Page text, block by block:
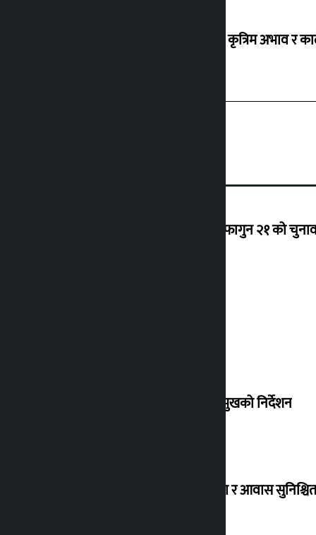
ग्यासको कृत्रिम अभाव र
‘राजसंस्था हटेदेखि नेपाललाई दशा लाग्यो, फागुन २१ को चुनाव
संसद् बैठकमा कालो चस्मा नलगाउन सभामुखको निर्देशन
विस्थापित सुकुम्वासी बालबालिकाको शिक्षा र आवास